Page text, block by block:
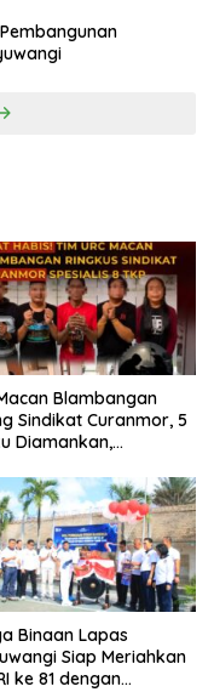
Blambangan
Sindikat Curanmor, 5
Diamankan,
Binaan Lapas
Siap Meriahkan
ke 81 dengan